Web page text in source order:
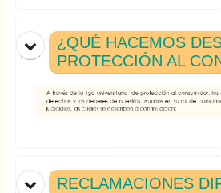
¿QUÉ HACEMOS
PROTECCIÓN AL
RECLAMACIONES